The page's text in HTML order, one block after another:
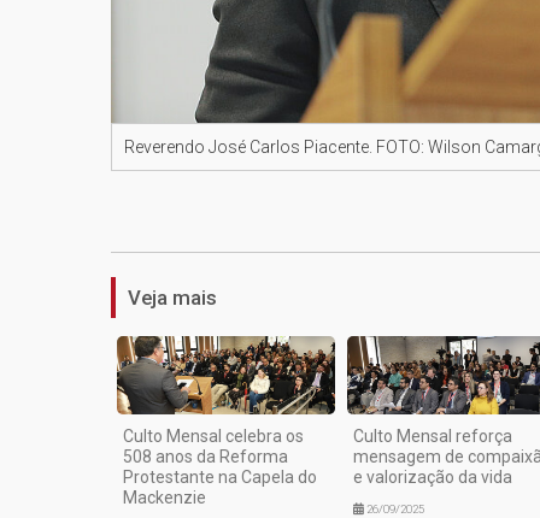
Reverendo José Carlos Piacente. FOTO: Wilson
Veja mais
Culto Mensal celebra os
508 anos da Reforma
Protestante na Capela do
Mackenzie
Culto Mensal reforça
mensagem de
e valorização da vida
26/09/2025